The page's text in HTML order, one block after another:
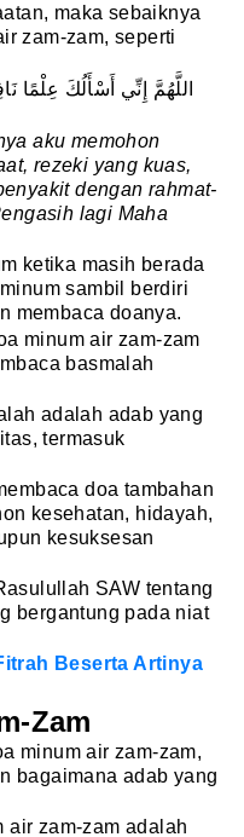
maka sebaiknya
zam-zam, seperti
اللَّهُمَّ إِنِّي أَسْأَلُكَ عِلْمًا
aku memohon
rezeki yang kuas,
dengan rahmat-
lagi Maha
ketika masih berada
sambil berdiri
membaca doanya.
minum air zam-zam
basmalah
adalah adab yang
termasuk
doa tambahan
kesehatan, hidayah,
kesuksesan
SAW tentang
bergantung pada niat
Beserta Artinya
Zam
minum air zam-zam,
bagaimana adab yang
air zam-zam adalah